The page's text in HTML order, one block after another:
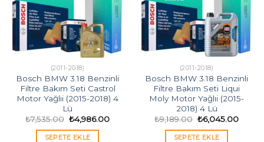
(2011-2018)
Bosch BMW 3.18 Benzinli
Filtre Bakım Seti Castrol
Motor Yağlıi (2015-2018) 4
Lü
₺7,535.00 Orijinal
fiyat:
₺7,535.00.
₺4,986.00Şu
SEPETE EKLE
(2011-2018)
Bosch BMW 3.18 Benzinli
Filtre Bakım Seti Liqui
Moly Motor Yağlıi (2015-
2018) 4 Lü
₺9,189.00 Orijinal
fiyat:
₺9,189.00.
₺6,045.00Şu
SEPETE EKLE